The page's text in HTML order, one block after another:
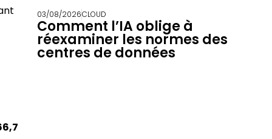
03/08/2026CLOUD
Comment l’IA oblige à
réexaminer les normes des
centres de données